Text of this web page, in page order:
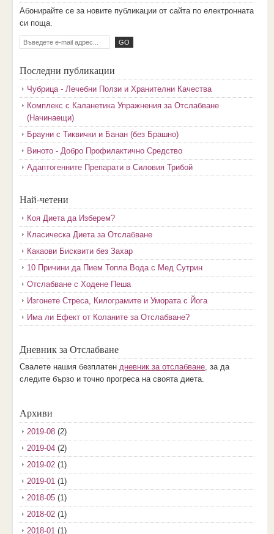
Aбoниpaйтe ce зa нoвитe пyбликaции oт caйтa пo eлeктpoннaтa
cи пoщa.
Последни публикации
Чубрица - Лечебни Ползи и Хранителни Качества
Комплекс с Каланетика Упражнения за Отслабване
(Начинаещи)
Брауни с Тиквички и Банан (без Брашно)
Виното - Добро Профилактично Средство
Адаптогенните Препарати в Силовия Трибой
Най-четени
Коя Диета да Изберем?
Класическа Диета за Отслабване
Какаови Бисквити без Захар
10 Причини да Пием Топла Вода с Мед Сутрин
Отслабване с Ходене Пеша
Изгонете Стреса, Килограмите и Умората с Йога
Има ли Ефект от Коланите за Отслабване?
Дневник за Отслабване
Свалете нашия безплатен дневник за отслабване, за да
следите бързо и точно прогреса на своята диета.
Архиви
2019-08(2)
2019-04(2)
2019-02(1)
2019-01 (1)
2018-05(1)
2018-02(1)
2018-01 (1)